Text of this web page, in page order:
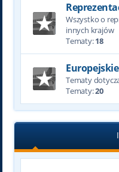
Wszystko o
innych krajów
Tematy:18
Tematy
Tematy:20